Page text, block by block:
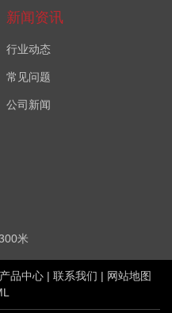
新闻资讯
行业动态
常见问题
公司新闻
米
产品中心 | 联系我们 | 网站地图